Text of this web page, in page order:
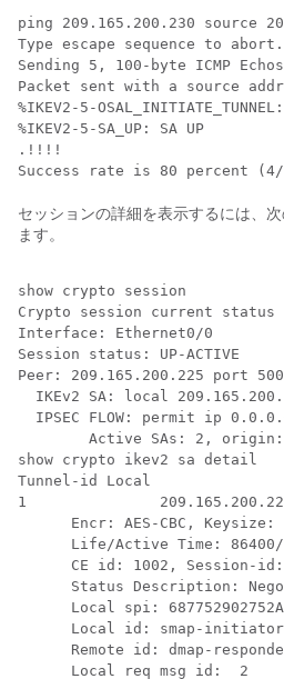
ping 209.165.200.230 source
Type escape sequence to abort.
Sending 5, 100-byte ICMP
Packet sent with a source
%IKEV2-5-
%IKEV2-5-SA_UP: SA UP
.!!!!
セッションの詳細を表示するには、
ます。
show crypto session
Crypto session current status
Interface: Ethernet0/0
Session status: UP-ACTIVE
Peer: 209.165.200.225 port 500
IKEv2 SA: local
IPSEC FLOW: permit ip
Active SAs: 2,
show crypto ikev2 sa detail
Tunnel-id Local
1 		209.165.200.228/500	 209.165.200.231/500			 							(none)/(none)        READY
Encr: AES-CBC, Keysize:
Life/Active Time:
CE id: 1002, Session-
Status Description:
Local spi:
      Local id: smap-initiator
Remote id: dmap-
Local req msg id:  2